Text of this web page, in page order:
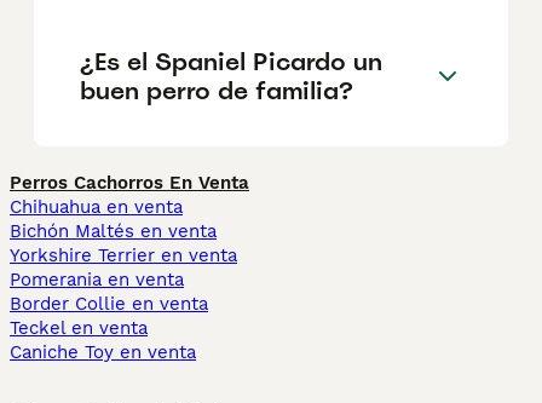
¿Es el Spaniel Picardo un
buen perro de familia?
Perros Cachorros En Venta
Chihuahua en venta
Bichón Maltés en venta
Yorkshire Terrier en venta
Pomerania en venta
Border Collie en venta
Teckel en venta
Caniche Toy en venta